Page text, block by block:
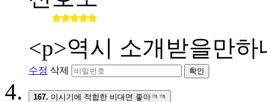
<p>역시 소개받을만하
수정 삭제 확인
167. 이시기에 적합한 비대면 좋아ㅋㅋ